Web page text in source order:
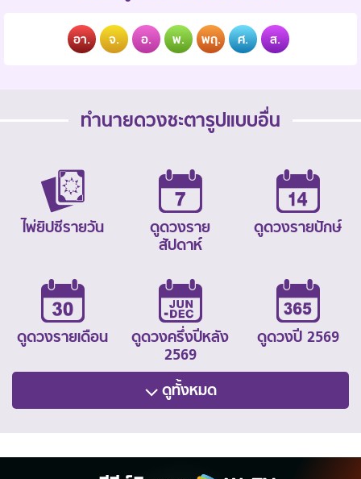
อา. จ. อ. พ. พฤ. ศ. ส.
ทำนายดวงชะตารูปแบบอื่น
ไพ่ยิปซีรายวัน
ดูดวงราย
สัปดาห์
ดูดวงรายปักษ์
ดูดวงรายเดือน
ดูดวงครึ่งปีหลัง
2569
ดูดวงปี 2569
ดูทั้งหมด